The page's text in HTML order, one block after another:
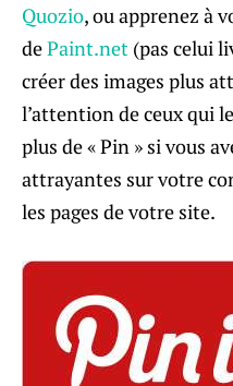
Quozio, ou apprenez à
dePaint.net (pas celui
créer des images plus
l’attention de ceux qui
plus de « Pin » si vous
attrayantes sur votre
les pages de votre site.